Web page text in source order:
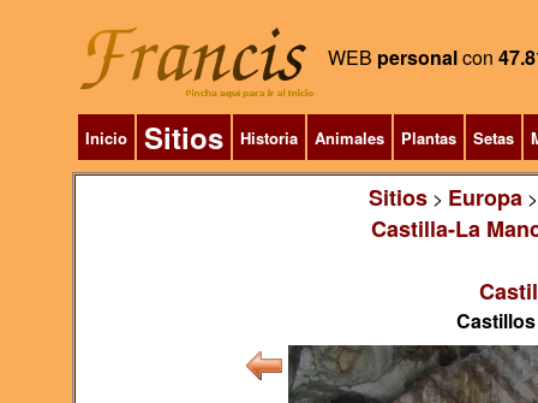
WEB personalcon
Inicio Sitios Historia Animales Plantas Setas
Sitios> Europa
Castilla-La